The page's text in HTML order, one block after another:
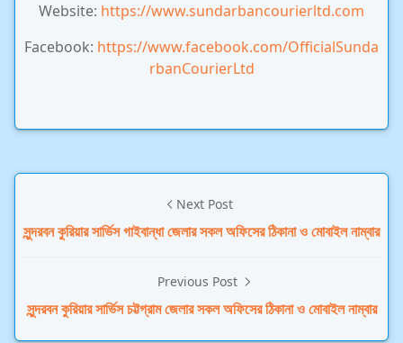
Website: https://www.sundarbancourierltd.com
Facebook: https://www.facebook.com/OfficialSunda
rbanCourierLtd
Next Post
সুন্দরবন কুরিয়ার সার্ভিস গাইবান্ধা জেলার সকল অফিসের ঠিকানা ও মোবাইল নাম্বার
Previous Post
সুন্দরবন কুরিয়ার সার্ভিস চট্টগ্রাম জেলার সকল অফিসের ঠিকানা ও মোবাইল নাম্বার